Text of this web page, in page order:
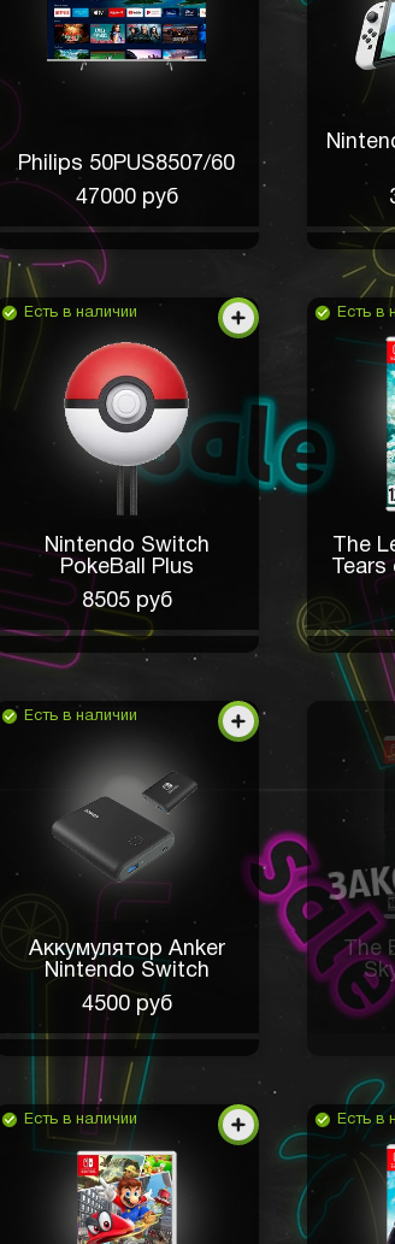
Philips 50PUS8507/60
47000 руб
Есть в наличии
Nintendo Switch
PokeBall Plus
8505 руб
Есть в
The
Есть в наличии
Аккумулятор Anker
Nintendo Switch
4500 руб
The
Есть в наличии Есть в